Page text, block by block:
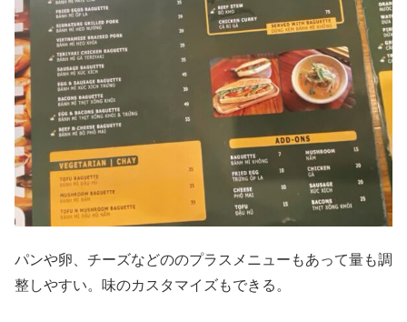
パンや卵、チーズなどののプラスメニューもあって量も調
整しやすい。味のカスタマイズもできる。